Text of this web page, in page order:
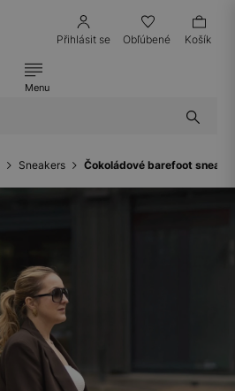
Přihlásit se Obľúbené Košík
Menu
Sneakers Čokoládové barefoot